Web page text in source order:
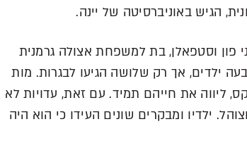
הגיש באוניברסיטה של יינה.
פון וסטפאלן, בת למשפחת אצולה גרמנית
ילדים, אך רק שלושה הגיעו לבגרות. מות
ליווה את חייהם תמיד. עם זאת, עדויות לא
ילדיו ומבקרים שונים העידו כי הוא היה